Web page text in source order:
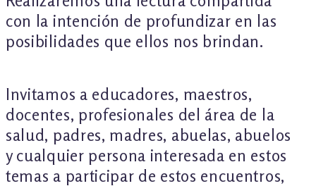
con la intención de profundizar en las
posibilidades que ellos nos brindan.
Invitamos a educadores, maestros,
docentes, profesionales del área de la
salud, padres, madres, abuelas, abuelos
y cualquier persona interesada en estos
temas a participar de estos encuentros,